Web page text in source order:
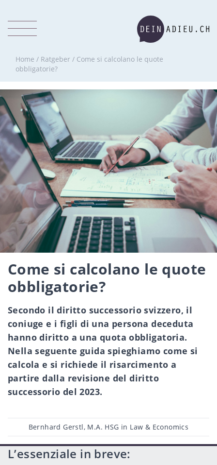
Home / Ratgeber / Come si calcolano le quote
obbligatorie?
Come si calcolano le quote
obbligatorie?
Secondo il diritto successorio svizzero, il
coniuge e i figli di una persona deceduta
hanno diritto a una quota obbligatoria.
Nella seguente guida spieghiamo come si
calcola e si richiede il risarcimento a
partire dalla revisione del diritto
successorio del 2023.
Post
author
Bernhard Gerstl, M.A. HSG in Law & Economics
L’essenziale in breve: